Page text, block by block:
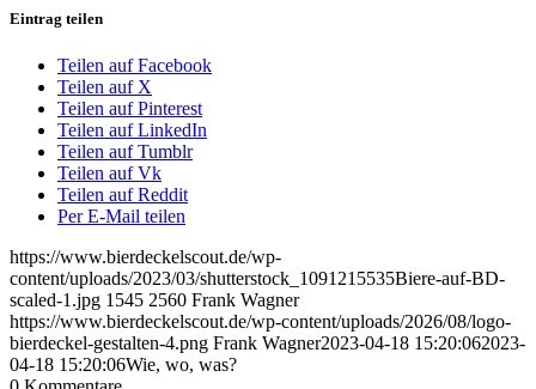
Eintrag teilen
Teilen auf Facebook
Teilen auf X
Teilen auf Pinterest
Teilen auf LinkedIn
Teilen auf Tumblr
Teilen auf Vk
Teilen auf Reddit
Per E-Mail teilen
https://www.bierdeckelscout.de/wp-
content/uploads/2023/03/shutterstock_1091215535Biere-auf-BD-
scaled-1.jpg 1545 2560 Frank Wagner
https://www.bierdeckelscout.de/wp-content/uploads/2026/08/logo-
bierdeckel-gestalten-4.png Frank Wagner2023-04-18 15:20:062023-
04-18 15:20:06Wie, wo, was?